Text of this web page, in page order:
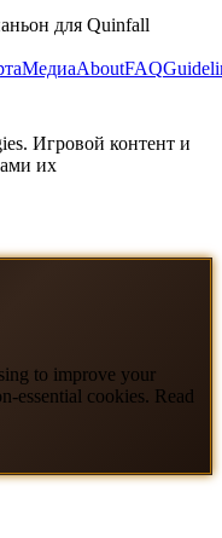
для Quinfall
МедиаAboutFAQ
Игровой контент и
их
to improve your
essential cookies. Read